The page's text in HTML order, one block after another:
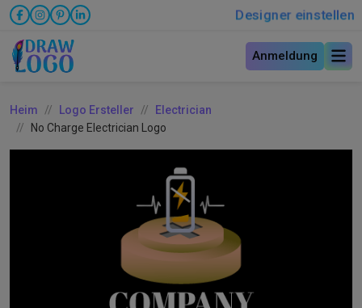
Designer einstellen
Anmeldung
Heim Logo Ersteller
Electrician
No Charge Electrician Logo